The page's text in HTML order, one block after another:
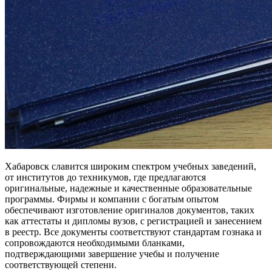
Хабаровск славится широким спектром учебных заведений,
от институтов до техникумов, где предлагаются
оригинальные, надежные и качественные образовательные
программы. Фирмы и компании с богатым опытом
обеспечивают изготовление оригиналов документов, таких
как аттестаты и дипломы вузов, с регистрацией и занесением
в реестр. Все документы соответствуют стандартам гознака и
сопровождаются необходимыми бланками,
подтверждающими завершение учебы и получение
соответствующей степени.